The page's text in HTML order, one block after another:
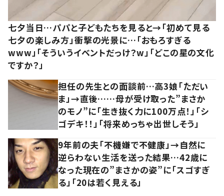
七夕当日…パパと子どもたちを見ると→「初めて見る
七夕の楽しみ方」衝撃の光景に…「おもろすぎる
www」「そういうイベントだっけ？w」「どこの星の文化
ですか？」
担任の先生との面談前…高3娘「ただい
ま」→直後……母が受け取った”まさか
のモノ”に「生き抜く力に100万点！」「シ
ゴデキ！！」「将来めっちゃ出世しそう」
9年前の夫「不機嫌で不健康」→自然に
逆らわない生活を送った結果…42歳に
なった現在の”まさかの姿”に「スゴすぎ
る」「20は若く見える」